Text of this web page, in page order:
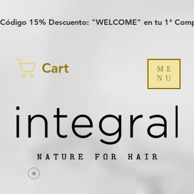
Código 15% Descuento: "WELCOME" en tu 1ª
Cart
ME
NU